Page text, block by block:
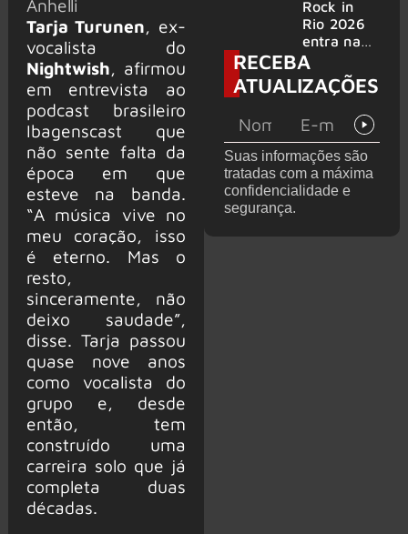
Anhelli
Tarja Turunen, ex-
vocalista do
Nightwish, afirmou
em entrevista ao
podcast brasileiro
Ibagenscast que
não sente falta da
época em que
esteve na banda.
“A música vive no
meu coração, isso
é eterno. Mas o
resto,
sinceramente, não
deixo saudade”,
disse. Tarja passou
quase nove anos
como vocalista do
grupo e, desde
então, tem
construído uma
carreira solo que já
completa duas
décadas.
mais de 50
bandas
‘Unshatter’
e álbum ao
vivo são
anunciados
Rock in
Rio 2026
entra na
reta final
com
Cidade do
montagem
acelerada
e line-up
completo
confirmad
RECEBA
ATUALIZAÇÕES
Suas informações são
tratadas com a máxima
confidencialidade e
segurança.